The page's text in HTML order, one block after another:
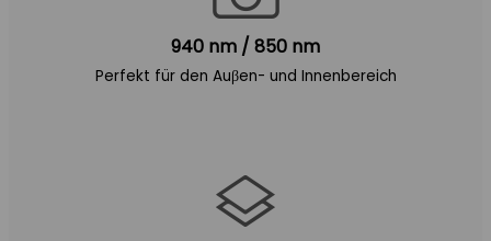
940 nm / 850 nm
Perfekt für den Auβen- und Innenbereich